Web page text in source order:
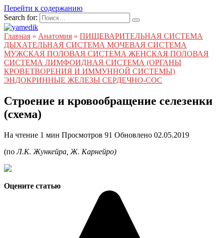
Перейти к содержанию
Search for:
Главная » Анатомия » ПИЩЕВАРИТЕЛЬНАЯ СИСТЕМА
ДЫХАТЕЛЬНАЯ СИСТЕМА МОЧЕВАЯ СИСТЕМА
МУЖСКАЯ ПОЛОВАЯ СИСТЕМА ЖЕНСКАЯ ПОЛОВАЯ
СИСТЕМА ЛИМФОИДНАЯ СИСТЕМА (ОРГАНЫ
КРОВЕТВОРЕНИЯ И ИММУННОЙ СИСТЕМЫ)
ЭНДОКРИННЫЕ ЖЕЛЕЗЫ СЕРДЕЧНО-СОС
Строение и кровообращение селезенки
(схема)
На чтение 1 мин Просмотров 91 Обновлено 02.05.2019
(поЛ.К. Жункейра, Ж. Карнейро)
Оцените статью